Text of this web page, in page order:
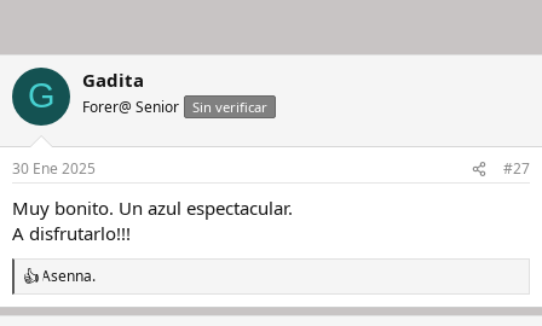
G Gadita
Forer@ Senior Sin verificar
30 Ene 2025 #27
Muy bonito. Un azul espectacular.
A disfrutarlo!!!
R
e
Asenna.